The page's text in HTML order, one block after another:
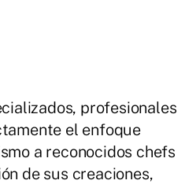
profesionales
el enfoque
a reconocidos chefs
de sus creaciones,